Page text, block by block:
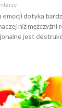
emocji dotyka
niż mężczyźni
jest